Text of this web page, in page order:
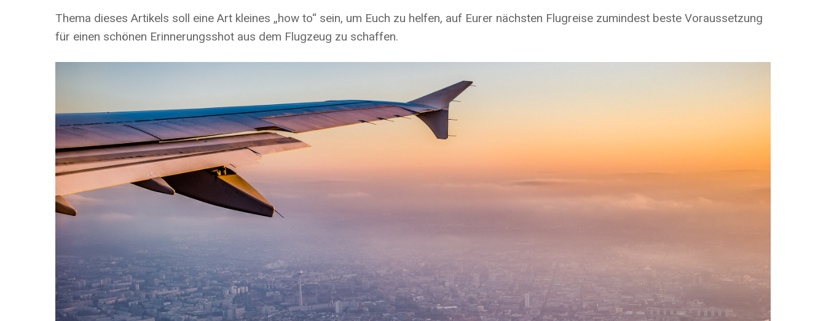
Thema dieses Artikels soll eine Art kleines „how to“ sein, um Euch zu helfen, auf Eurer nächsten Flugreise zumindest beste Voraussetzung
für einen schönen Erinnerungsshot aus dem Flugzeug zu schaffen.